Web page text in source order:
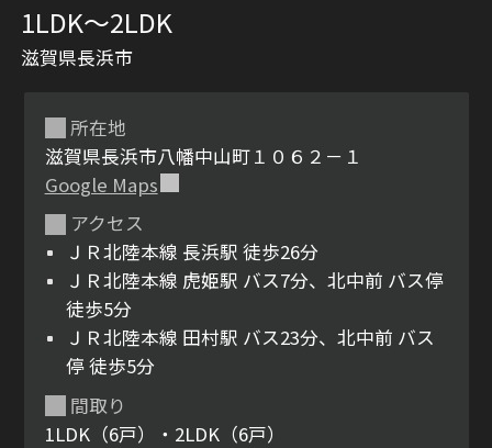
ShaMaison STYLE
シャーメゾンショップを探す
らくらく内見
シャーメゾンライフサポート
自立型サービス付き・シニア向け
1LDK〜2LDK
滋賀県長浜市
所在地
滋賀県長浜市八幡中山町１０６２－１
Google Maps
アクセス
ＪＲ北陸本線 長浜駅 徒歩26分
ＪＲ北陸本線 虎姫駅 バス7分、北中前 バス停
徒歩5分
ＪＲ北陸本線 田村駅 バス23分、北中前 バス
停 徒歩5分
間取り
1LDK（6戸）・2LDK（6戸）